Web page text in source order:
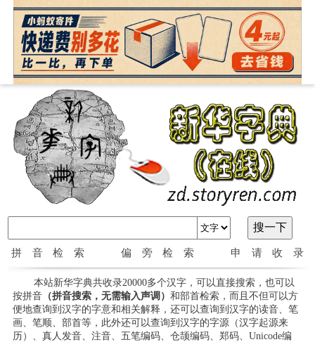
拼音检索 偏旁检索 申请收录
本站新华字典共收录20000多个汉字，可以直接搜索，也可以
按拼音（拼音搜索，无需输入声调） 和部首检索，而且不但可以方
便地查询到汉字的字意和相关解释，还可以查询到汉字的读音、笔
画、笔顺、部首等，此外还可以查询到汉字的字源（汉字起源来
历）、真人发音、注音、五笔编码、仓颉编码、郑码、Unicode编